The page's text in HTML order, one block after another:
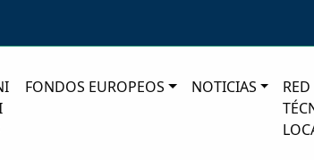
FONDOS EUROPEOS NOTICIAS
RED